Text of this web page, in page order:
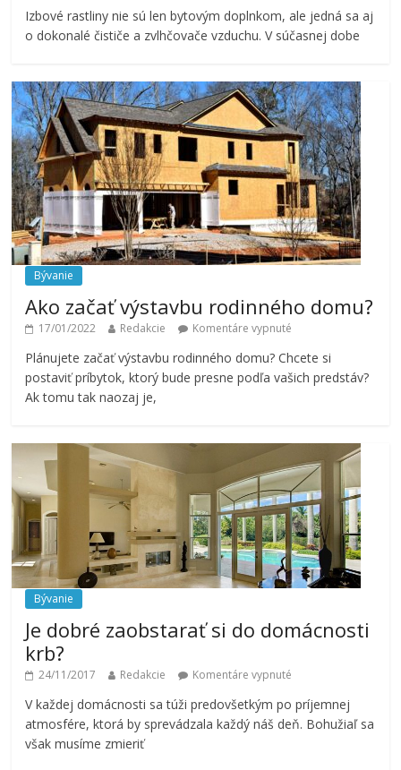
Izbové rastliny nie sú len bytovým doplnkom, ale jedná sa aj
o dokonalé čističe a zvlhčovače vzduchu. V súčasnej dobe
Bývanie
Ako začať výstavbu rodinného domu?
17/01/2022 Redakcie Komentáre vypnuté
Plánujete začať výstavbu rodinného domu? Chcete si
postaviť príbytok, ktorý bude presne podľa vašich predstáv?
Ak tomu tak naozaj je,
Bývanie
Je dobré zaobstarať si do domácnosti
krb?
24/11/2017 Redakcie Komentáre vypnuté
V každej domácnosti sa túži predovšetkým po príjemnej
atmosfére, ktorá by sprevádzala každý náš deň. Bohužiaľ sa
však musíme zmieriť